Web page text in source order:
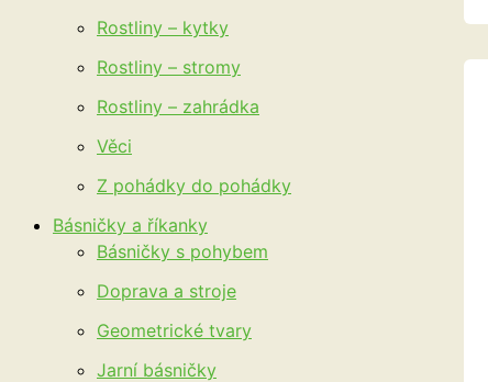
Rostliny – kytky
Rostliny – stromy
Rostliny – zahrádka
Věci
Z pohádky do pohádky
Básničky a říkanky
Básničky s pohybem
Doprava a stroje
Geometrické tvary
Jarní básničky